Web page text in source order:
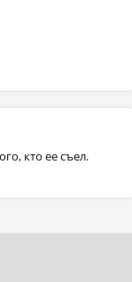
кто ее съел.